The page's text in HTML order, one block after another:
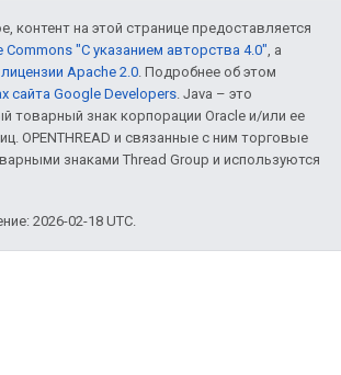
контент на этой странице предоставляется
Commons "С указанием авторства 4.0", а
лицензии Apache 2.0. Подробнее об этом
сайта Google Developers. Java – это
товарный знак корпорации Oracle и/или ее
OPENTHREAD и связанные с ним торговые
знаками Thread Group и используются
2026-02-18 UTC.